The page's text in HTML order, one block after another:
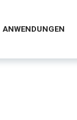
ANWENDUNGEN